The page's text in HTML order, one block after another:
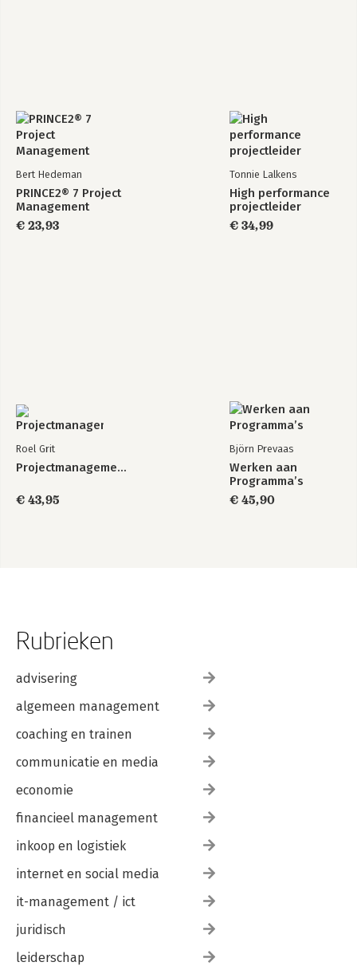
Bert Hedeman
PRINCE2® 7 Project
Management
€ 23,93
Tonnie Lalkens
High performance
projectleider
€ 34,99
Roel Grit
Projectmanagement
€ 43,95
Björn Prevaas
Werken aan
Programma’s
€ 45,90
Rubrieken
advisering
algemeen management
coaching en trainen
communicatie en media
economie
financieel management
inkoop en logistiek
internet en social media
it-management / ict
juridisch
leiderschap